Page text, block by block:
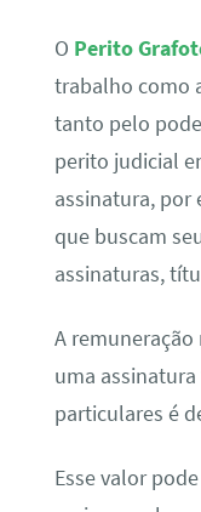
O Perito
trabalho como
tanto pelo
perito judicial
assinatura, por
que buscam
assinaturas,
A
uma assinatura
particulares é
Esse valor